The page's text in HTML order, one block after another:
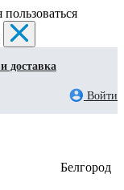
доставка
Войти
Белгород